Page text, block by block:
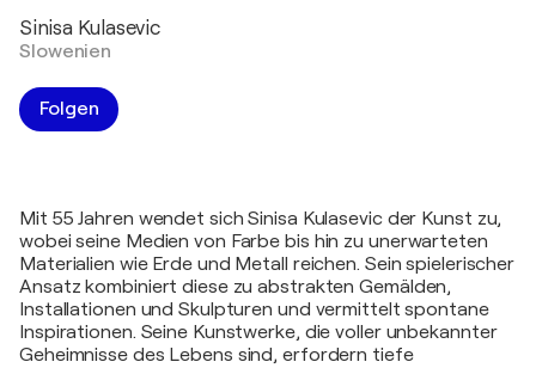
Sinisa Kulasevic
Slowenien
Folgen
Mit 55 Jahren wendet sich Sinisa Kulasevic der Kunst zu,
wobei seine Medien von Farbe bis hin zu unerwarteten
Materialien wie Erde und Metall reichen. Sein spielerischer
Ansatz kombiniert diese zu abstrakten Gemälden,
Installationen und Skulpturen und vermittelt spontane
Inspirationen. Seine Kunstwerke, die voller unbekannter
Geheimnisse des Lebens sind, erfordern tiefe